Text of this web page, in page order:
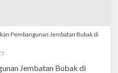
Pembangunan Jembatan Bubak di
Jembatan Bubak di